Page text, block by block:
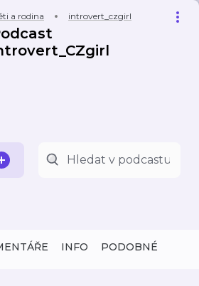
a rodina introvert_czgirl
INFO PODOBNÉ